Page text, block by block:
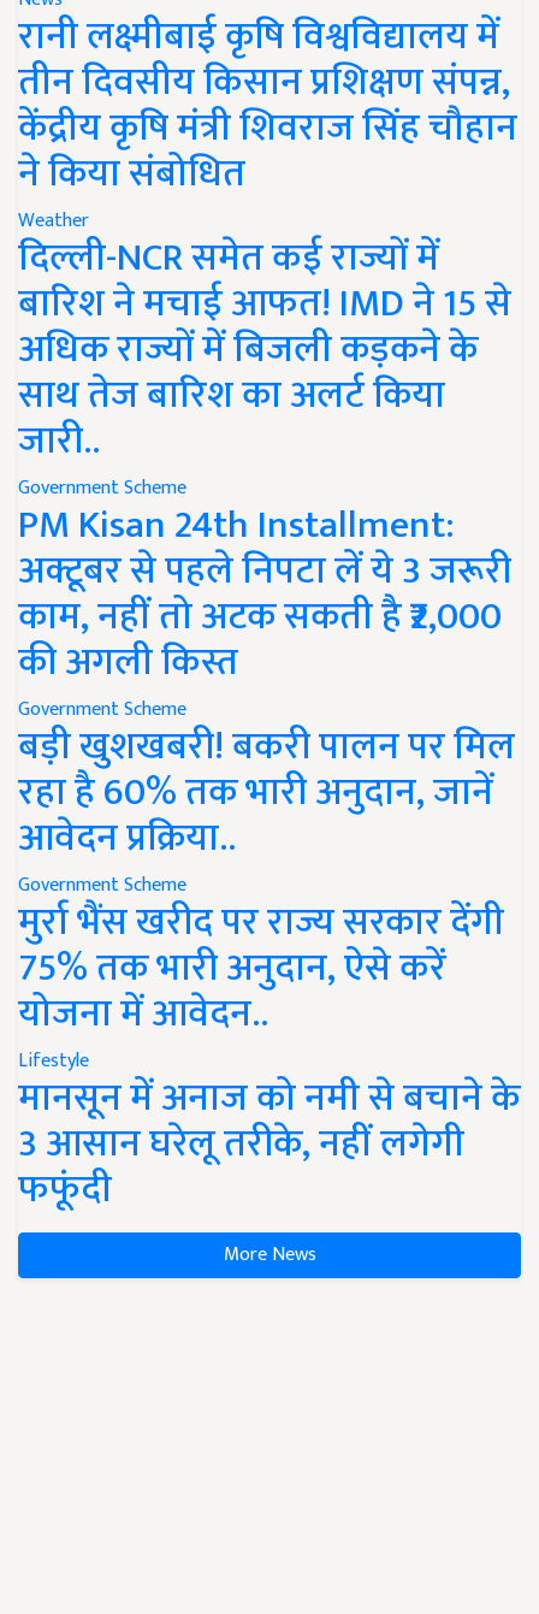
रानी लक्ष्मीबाई कृषि विश्वविद्यालय में
तीन दिवसीय किसान प्रशिक्षण संपन्न,
केंद्रीय कृषि मंत्री शिवराज सिंह चौहान
ने किया संबोधित
Weather
दिल्ली-NCR समेत कई राज्यों में
बारिश ने मचाई आफत! IMD ने 15 से
अधिक राज्यों में बिजली कड़कने के
साथ तेज बारिश का अलर्ट किया
जारी..
Government Scheme
PM Kisan 24th Installment:
अक्टूबर से पहले निपटा लें ये 3 जरूरी
काम, नहीं तो अटक सकती है ₹2,000
की अगली किस्त
Government Scheme
बड़ी खुशखबरी! बकरी पालन पर मिल
रहा है 60% तक भारी अनुदान, जानें
आवेदन प्रक्रिया..
Government Scheme
मुर्रा भैंस खरीद पर राज्य सरकार देंगी
75% तक भारी अनुदान, ऐसे करें
योजना में आवेदन..
Lifestyle
मानसून में अनाज को नमी से बचाने के
3 आसान घरेलू तरीके, नहीं लगेगी
फफूंदी
More News